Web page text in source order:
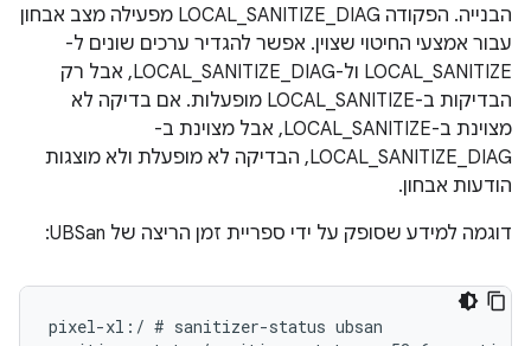
הבנייה. הפקודה LOCAL_SANITIZE_DIAG מפעילה מצב אבחון
עבור אמצעי החיטוי שצוין. אפשר להגדיר ערכים שונים ל-
LOCAL_SANITIZE ול-LOCAL_SANITIZE_DIAG, אבל רק
הבדיקות ב-LOCAL_SANITIZE מופעלות. אם בדיקה לא
מצוינת ב-LOCAL_SANITIZE, אבל מצוינת ב-
LOCAL_SANITIZE_DIAG, הבדיקה לא מופעלת ולא מוצגות
הודעות אבחון.
דוגמה למידע שסופק על ידי ספריית זמן הריצה של UBSan:
pixel-xl:/ # sanitizer-status ubsan